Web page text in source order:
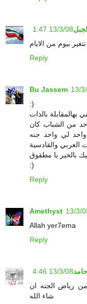
بيوم من الايام
Reply
Bu Jassem 13/
:)
بهالمقابلة بالذات
من الشباب كان
لي واحد جنه
بالخير يا مطقوق
:)
Reply
Amethyst 13/3/
Allah yer7ema
Reply
رياض الجنه ان
شاء الله